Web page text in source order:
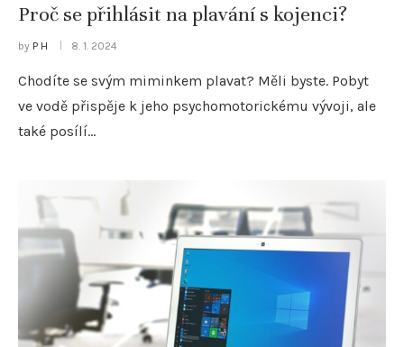
Proč se přihlásit na plavání s kojenci?
by P H 8. 1. 2024
Chodíte se svým miminkem plavat? Měli byste. Pobyt
ve vodě přispěje k jeho psychomotorickému vývoji, ale
také posílí…